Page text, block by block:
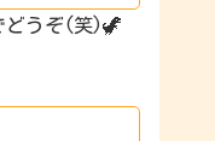
どうぞ(笑)🦖